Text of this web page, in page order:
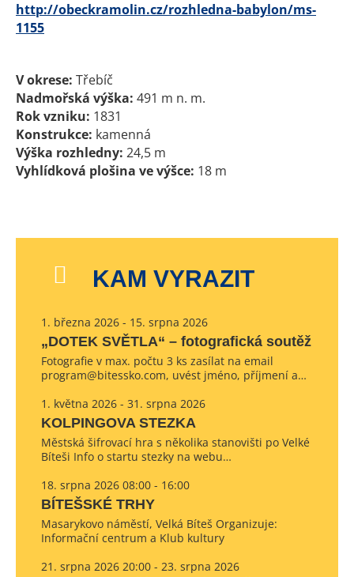
http://obeckramolin.cz/rozhledna-babylon/ms-
1155
V okrese: Třebíč
Nadmořská výška: 491 m n. m.
Rok vzniku: 1831
Konstrukce: kamenná
Výška rozhledny: 24,5 m
Vyhlídková plošina ve výšce: 18 m
KAM VYRAZIT
1. března 2026 - 15. srpna 2026
„DOTEK SVĚTLA“ – fotografická soutěž
Fotografie v max. počtu 3 ks zasílat na email
program@bitessko.com, uvést jméno, příjmení a…
1. května 2026 - 31. srpna 2026
KOLPINGOVA STEZKA
Městská šifrovací hra s několika stanovišti po Velké
Bíteši Info o startu stezky na webu…
18. srpna 2026 08:00 - 16:00
BÍTEŠSKÉ TRHY
Masarykovo náměstí, Velká Bíteš Organizuje:
Informační centrum a Klub kultury
21. srpna 2026 20:00 - 23. srpna 2026